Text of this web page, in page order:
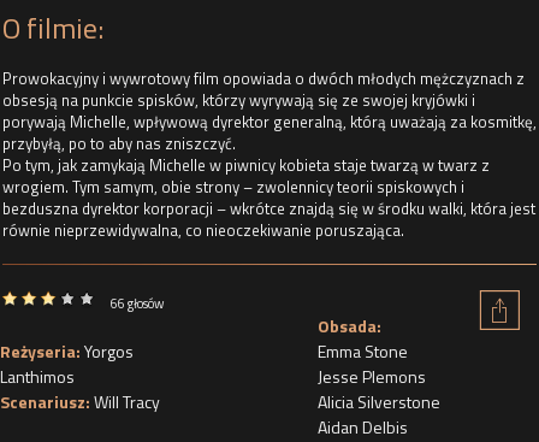
O filmie:
Prowokacyjny i wywrotowy film opowiada o dwóch młodych mężczyznach z
obsesją na punkcie spisków, którzy wyrywają się ze swojej kryjówki i
porywają Michelle, wpływową dyrektor generalną, którą uważają za kosmitkę,
przybyłą, po to aby nas zniszczyć.
Po tym, jak zamykają Michelle w piwnicy kobieta staje twarzą w twarz z
wrogiem. Tym samym, obie strony – zwolennicy teorii spiskowych i
bezduszna dyrektor korporacji – wkrótce znajdą się w środku walki, która jest
równie nieprzewidywalna, co nieoczekiwanie poruszająca.
66 głosów
Reżyseria:Yorgos
Lanthimos
Scenariusz:Will Tracy
Obsada:
Emma Stone
Jesse Plemons
Alicia Silverstone
Aidan Delbis